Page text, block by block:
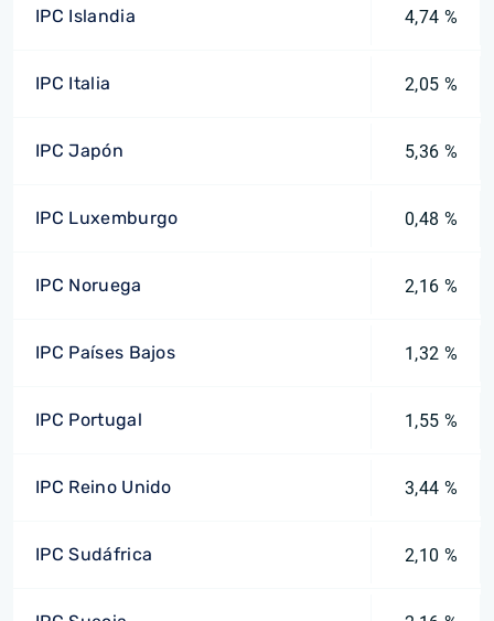
IPC Islandia 4,74 %
IPC Italia 2,05 %
IPC Japón 5,36 %
IPC Luxemburgo 0,48 %
IPC Noruega 2,16 %
IPC Países Bajos 1,32 %
IPC Portugal 1,55 %
IPC Reino Unido 3,44 %
IPC Sudáfrica 2,10 %